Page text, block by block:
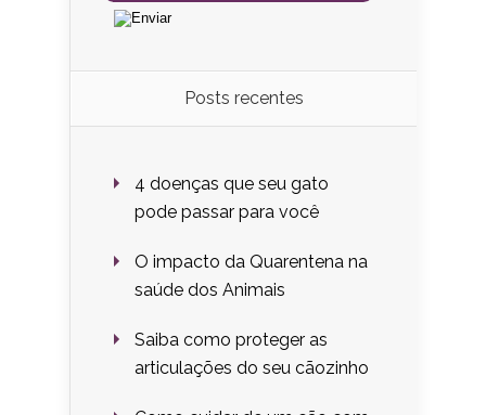
Posts recentes
4 doenças que seu gato
pode passar para você
O impacto da Quarentena na
saúde dos Animais
Saiba como proteger as
articulações do seu cãozinho